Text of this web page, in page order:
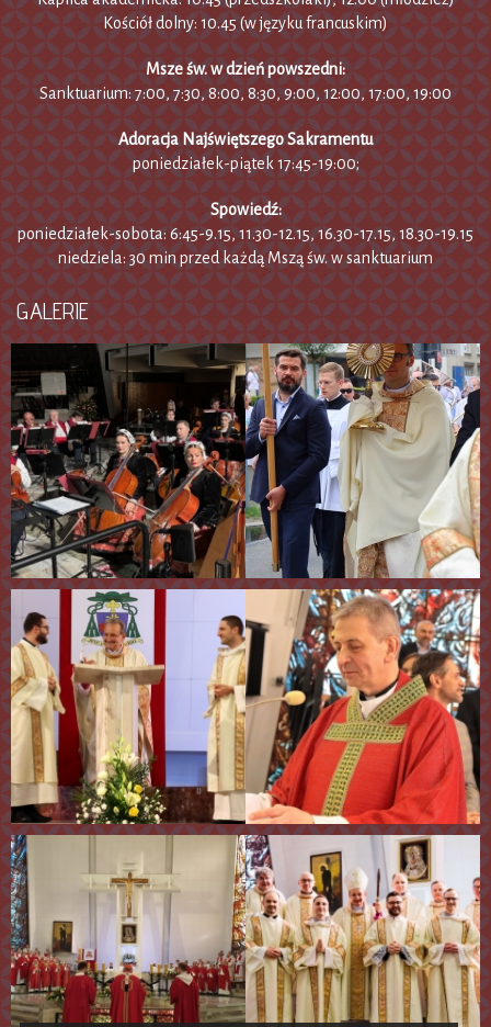
Kościół dolny: 10.45 (w języku francuskim)
Msze św. w dzień powszedni:
Sanktuarium: 7:00, 7:30, 8:00, 8:30, 9:00, 12:00, 17:00, 19:00
Adoracja Najświętszego Sakramentu
poniedziałek-piątek 17:45-19:00;
Spowiedź:
poniedziałek-sobota: 6:45-9.15, 11.30-12.15, 16.30-17.15, 18.30-19.15
niedziela: 30 min przed każdą Mszą św. w sanktuarium
GALERIE